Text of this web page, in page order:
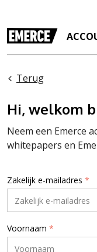
Terug
Hi, welkom
Neem een Emerce
whitepapers en
Zakelijk e-mailadres *
Voornaam *